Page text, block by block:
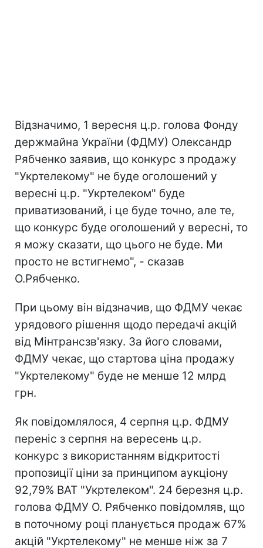
Відзначимо, 1 вересня ц.р. голова Фонду
держмайна України (ФДМУ) Олександр
Рябченко заявив, що конкурс з продажу
"Укртелекому" не буде оголошений у
вересні ц.р. "Укртелеком" буде
приватизований, і це буде точно, але те,
що конкурс буде оголошений у вересні, то
я можу сказати, що цього не буде. Ми
просто не встигнемо", - сказав
О.Рябченко.
При цьому він відзначив, що ФДМУ чекає
урядового рішення щодо передачі акцій
від Мінтрансзв'язку. За його словами,
ФДМУ чекає, що стартова ціна продажу
"Укртелекому" буде не менше 12 млрд
грн.
Як повідомлялося, 4 серпня ц.р. ФДМУ
переніс з серпня на вересень ц.р.
конкурс з використанням відкритості
пропозиції ціни за принципом аукціону
92,79% ВАТ "Укртелеком". 24 березня ц.р.
голова ФДМУ О. Рябченко повідомляв, що
в поточному році планується продаж 67%
акцій "Укртелекому" не менше ніж за 7